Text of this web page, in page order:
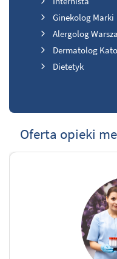
Ginekolog Marki
Alergolog
Dermatolog
Dietetyk
Oferta opieki